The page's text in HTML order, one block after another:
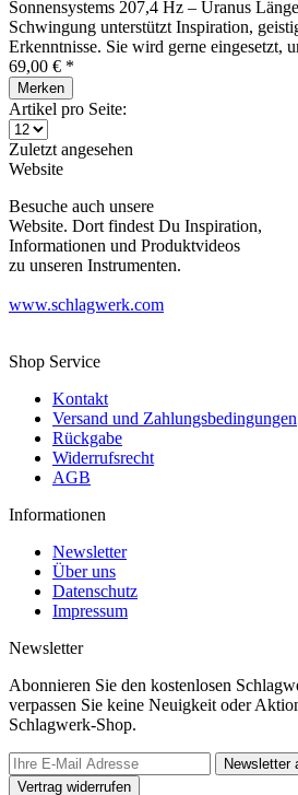
Sonnensystems 207,4 Hz – Uranus
Schwingung unterstützt Inspiration,
Erkenntnisse. Sie wird gerne eingesetzt,
69,00 € *
Merken
Artikel pro Seite:
Zuletzt angesehen
Website
Besuche auch unsere
Website. Dort findest Du Inspiration,
Informationen und Produktvideos
zu unseren Instrumenten.
www.schlagwerk.com
Shop Service
Kontakt
Versand und Zahlungsbedingungen
Rückgabe
Widerrufsrecht
AGB
Informationen
Newsletter
Über uns
Datenschutz
Impressum
Newsletter
Abonnieren Sie den kostenlosen
verpassen Sie keine Neuigkeit oder
Schlagwerk-Shop.
Newsletter
Vertrag widerrufen